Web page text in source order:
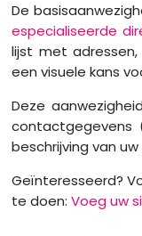
De
especialiseerde
lijst met adressen,
een visuele kans
Deze
contactgegevens
beschrijving van
Geïnteresseerd?
te doen:Voeg uw